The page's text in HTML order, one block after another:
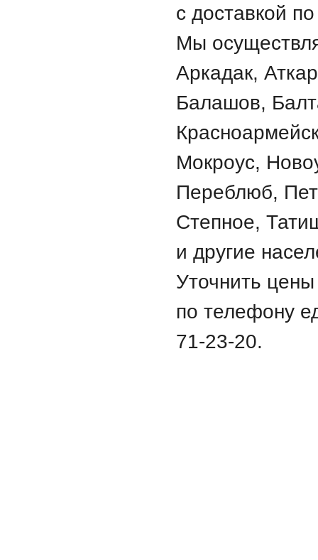
с доставкой
Мы
Аркадак,
Балашов,
Мокроус,
Переблюб,
Степное,
и другие
Уточнить
по телефону
71-23-20.